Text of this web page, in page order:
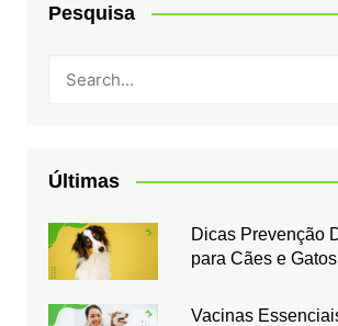
Pesquisa
Últimas
Dicas Prevenção
para Cães e Gatos
Vacinas